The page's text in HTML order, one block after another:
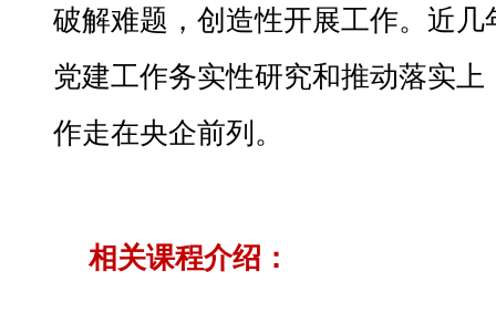
破解难题，创造性开展工作。近
党建工作务实性研究和推动落实
作走在央企前列。
相关课程介绍：